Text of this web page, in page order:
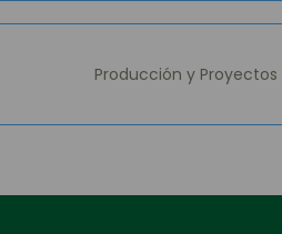
Producción y Proyectos